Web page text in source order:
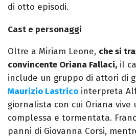
di otto episodi.
Cast e personaggi
Oltre a Miriam Leone, che si
convincente Oriana Fallaci, il
include un gruppo di attori di
Maurizio Lastrico interpreta
giornalista con cui Oriana vive
complessa e tormentata.
panni di Giovanna Corsi,